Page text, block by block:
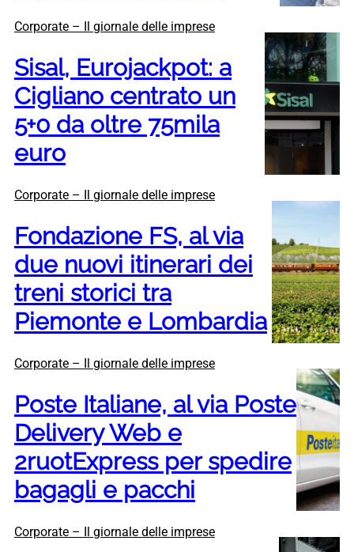
Corporate – Il giornale delle imprese
Sisal, Eurojackpot: a
Cigliano centrato un
5+0 da oltre 75mila
euro
Corporate – Il giornale delle imprese
Fondazione FS, al via
due nuovi itinerari dei
treni storici tra
Piemonte e Lombardia
Corporate – Il giornale delle imprese
Poste Italiane, al via Poste
Delivery Web e
2ruotExpress per spedire
bagagli e pacchi
Corporate – Il giornale delle imprese